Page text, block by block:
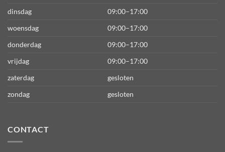
dinsdag
09:00–17:00
woensdag
09:00–17:00
donderdag
09:00–17:00
vrijdag
09:00–17:00
zaterdag
gesloten
zondag
gesloten
CONTACT